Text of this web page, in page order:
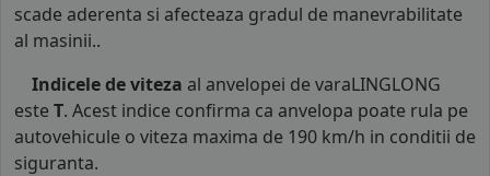
scade aderenta si afecteaza gradul de manevrabilitate
al masinii..
Indicele de viteza al anvelopei de varaLINGLONG
este T. Acest indice confirma ca anvelopa poate rula pe
autovehicule o viteza maxima de 190 km/h in conditii de
siguranta.